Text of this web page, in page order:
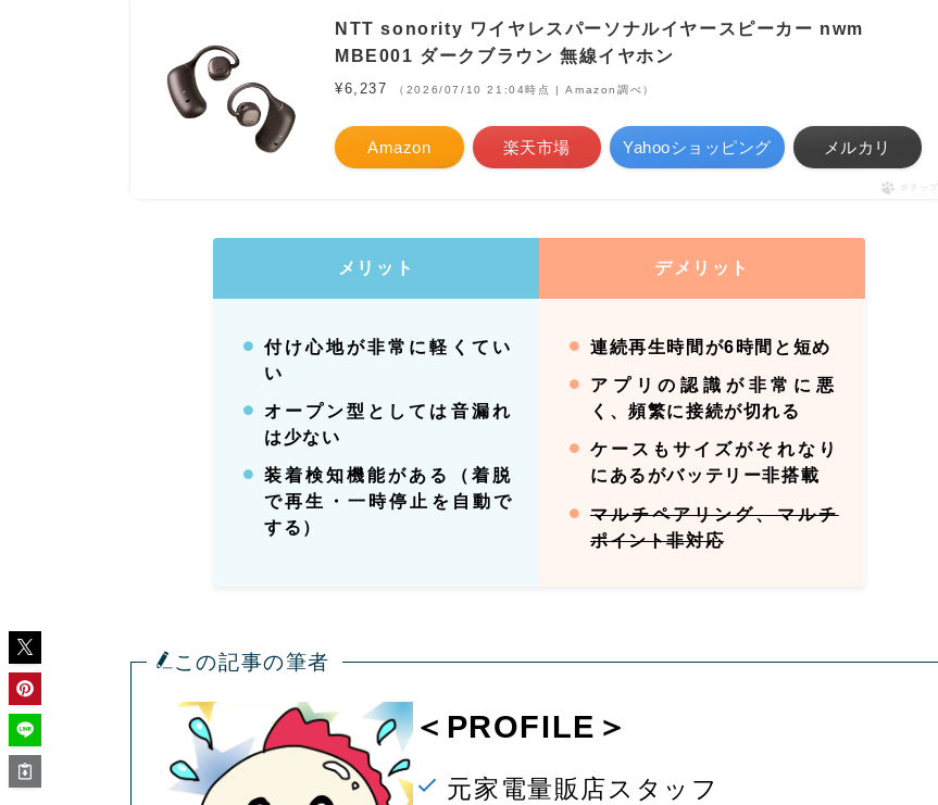
NTT sonority ワイヤレスパーソナルイヤースピーカー nwm
MBE001 ダークブラウン 無線イヤホン
¥6,237 （2026/07/10 21:04時点 | Amazon調べ）
Amazon 楽天市場 Yahooショッピング メルカリ
ポチップ
メリット デメリット
付け心地が非常に軽くてい
い
オープン型としては音漏れ
は少ない
装着検知機能がある（着脱
で再生・一時停止を自動で
する）
連続再生時間が6時間と短め
アプリの認識が非常に悪
く、頻繁に接続が切れる
ケースもサイズがそれなり
にあるがバッテリー非搭載
マルチペアリング、マルチ
ポイント非対応
この記事の筆者
＜PROFILE＞
元家電量販店スタッフ